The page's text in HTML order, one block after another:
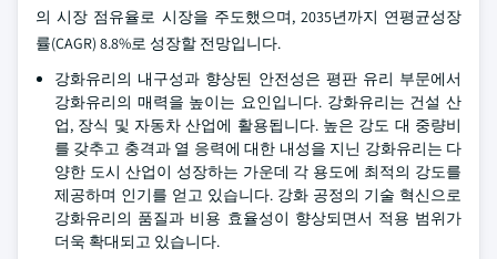
의 시장 점유율로 시장을 주도했으며, 2035년까지 연평균성장
률(CAGR) 8.8%로 성장할 전망입니다.
강화유리의 내구성과 향상된 안전성은 평판 유리 부문에서
강화유리의 매력을 높이는 요인입니다. 강화유리는 건설 산
업, 장식 및 자동차 산업에 활용됩니다. 높은 강도 대 중량비
를 갖추고 충격과 열 응력에 대한 내성을 지닌 강화유리는 다
양한 도시 산업이 성장하는 가운데 각 용도에 최적의 강도를
제공하며 인기를 얻고 있습니다. 강화 공정의 기술 혁신으로
강화유리의 품질과 비용 효율성이 향상되면서 적용 범위가
더욱 확대되고 있습니다.